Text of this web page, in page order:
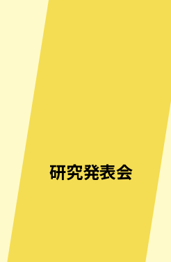
研究発表会